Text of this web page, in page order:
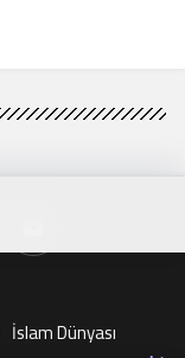
İslam Dünyası